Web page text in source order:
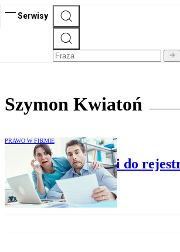
Serwisy
Szymon Kwiatoń
PRAWO W FIRMIE
Kiedy dłużnik trafi do